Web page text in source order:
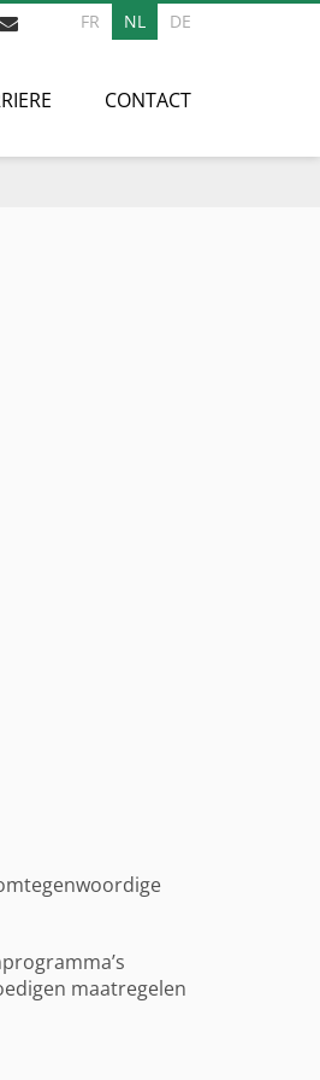
FR NL DE
CONTACT
maatregelen